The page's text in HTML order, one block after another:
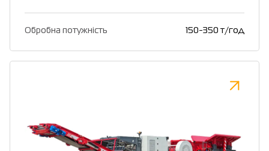
Обробна потужність 150-350 т/год